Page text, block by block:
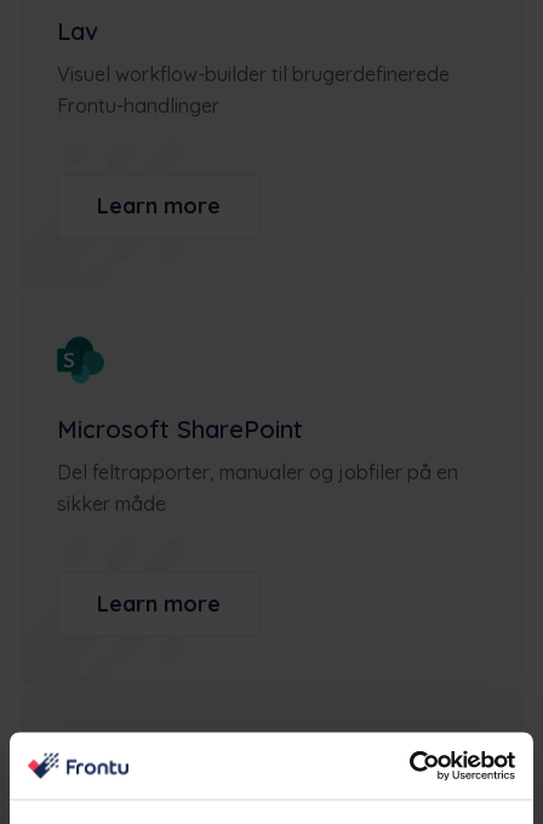
Lav
Visuel workflow-builder til brugerdefinerede
Frontu-handlinger
Learn more
Microsoft SharePoint
Del feltrapporter, manualer og jobfiler på en
sikker måde
Learn more